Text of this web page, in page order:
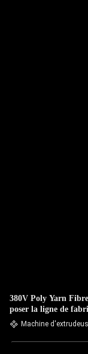
380V Poly Yarn
poser la ligne de
production
Machine